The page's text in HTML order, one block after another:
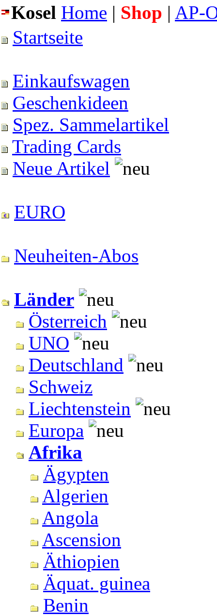
Kosel Home | Shop | AP-
Startseite
Einkaufswagen
Geschenkideen
Spez. Sammelartikel
Trading Cards
Neue Artikel
EURO
Neuheiten-Abos
Länder
Österreich
UNO
Deutschland
Schweiz
Liechtenstein
Europa
Afrika
Ägypten
Algerien
Angola
Ascension
Äthiopien
Äquat. guinea
Benin